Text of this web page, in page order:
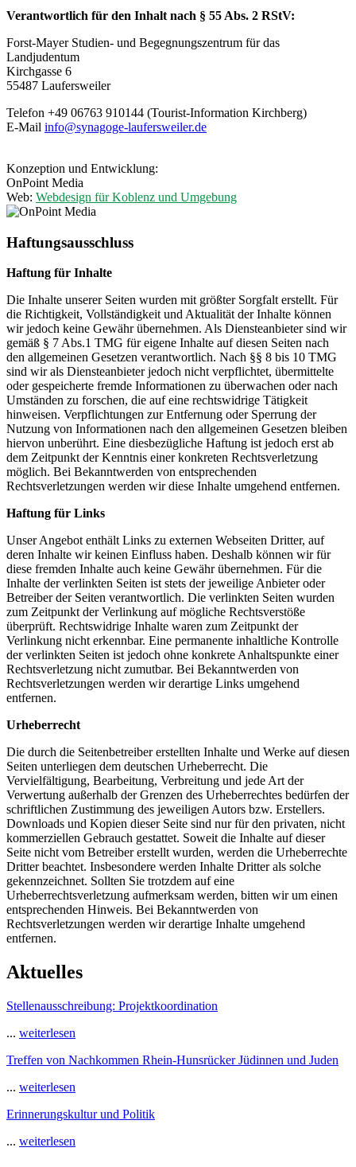
Verantwortlich für den Inhalt nach § 55 Abs. 2 RStV:
Forst-Mayer Studien- und Begegnungszentrum für das
Landjudentum
Kirchgasse 6
55487 Laufersweiler
Telefon +49 06763 910144 (Tourist-Information Kirchberg)
E-Mail info@synagoge-laufersweiler.de
Konzeption und Entwicklung:
OnPoint Media
Web: Webdesign für Koblenz und Umgebung
Haftungsausschluss
Haftung für Inhalte
Die Inhalte unserer Seiten wurden mit größter Sorgfalt erstellt. Für
die Richtigkeit, Vollständigkeit und Aktualität der Inhalte können
wir jedoch keine Gewähr übernehmen. Als Diensteanbieter sind wir
gemäß § 7 Abs.1 TMG für eigene Inhalte auf diesen Seiten nach
den allgemeinen Gesetzen verantwortlich. Nach §§ 8 bis 10 TMG
sind wir als Diensteanbieter jedoch nicht verpflichtet, übermittelte
oder gespeicherte fremde Informationen zu überwachen oder nach
Umständen zu forschen, die auf eine rechtswidrige Tätigkeit
hinweisen. Verpflichtungen zur Entfernung oder Sperrung der
Nutzung von Informationen nach den allgemeinen Gesetzen bleiben
hiervon unberührt. Eine diesbezügliche Haftung ist jedoch erst ab
dem Zeitpunkt der Kenntnis einer konkreten Rechtsverletzung
möglich. Bei Bekanntwerden von entsprechenden
Rechtsverletzungen werden wir diese Inhalte umgehend entfernen.
Haftung für Links
Unser Angebot enthält Links zu externen Webseiten Dritter, auf
deren Inhalte wir keinen Einfluss haben. Deshalb können wir für
diese fremden Inhalte auch keine Gewähr übernehmen. Für die
Inhalte der verlinkten Seiten ist stets der jeweilige Anbieter oder
Betreiber der Seiten verantwortlich. Die verlinkten Seiten wurden
zum Zeitpunkt der Verlinkung auf mögliche Rechtsverstöße
überprüft. Rechtswidrige Inhalte waren zum Zeitpunkt der
Verlinkung nicht erkennbar. Eine permanente inhaltliche Kontrolle
der verlinkten Seiten ist jedoch ohne konkrete Anhaltspunkte einer
Rechtsverletzung nicht zumutbar. Bei Bekanntwerden von
Rechtsverletzungen werden wir derartige Links umgehend
entfernen.
Urheberrecht
Die durch die Seitenbetreiber erstellten Inhalte und Werke auf diesen
Seiten unterliegen dem deutschen Urheberrecht. Die
Vervielfältigung, Bearbeitung, Verbreitung und jede Art der
Verwertung außerhalb der Grenzen des Urheberrechtes bedürfen der
schriftlichen Zustimmung des jeweiligen Autors bzw. Erstellers.
Downloads und Kopien dieser Seite sind nur für den privaten, nicht
kommerziellen Gebrauch gestattet. Soweit die Inhalte auf dieser
Seite nicht vom Betreiber erstellt wurden, werden die Urheberrechte
Dritter beachtet. Insbesondere werden Inhalte Dritter als solche
gekennzeichnet. Sollten Sie trotzdem auf eine
Urheberrechtsverletzung aufmerksam werden, bitten wir um einen
entsprechenden Hinweis. Bei Bekanntwerden von
Rechtsverletzungen werden wir derartige Inhalte umgehend
entfernen.
Aktuelles
Stellenausschreibung: Projektkoordination
... weiterlesen
Treffen von Nachkommen Rhein-Hunsrücker Jüdinnen und Juden
... weiterlesen
Erinnerungskultur und Politik
... weiterlesen